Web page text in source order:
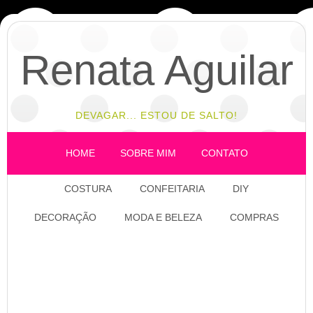
Renata Aguilar
DEVAGAR... ESTOU DE SALTO!
HOME SOBRE MIM CONTATO
COSTURA CONFEITARIA DIY
DECORAÇÃO MODA E BELEZA COMPRAS